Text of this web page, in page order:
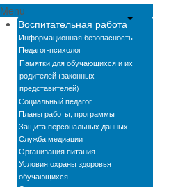
Menu
Воспитательная работа
Информационная безопасность
Педагог-психолог
Памятки для обучающихся и их
родителей (законных
представителей)
Социальный педагог
Планы работы, программы
Защита персональных данных
Служба медиации
Организация питания
Условия охраны здоровья
обучающихся